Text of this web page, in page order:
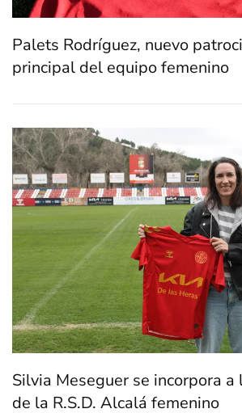
Palets Rodríguez, nuevo
principal del equipo femenino
Silvia Meseguer se incorpora a
de la R.S.D. Alcalá femenino